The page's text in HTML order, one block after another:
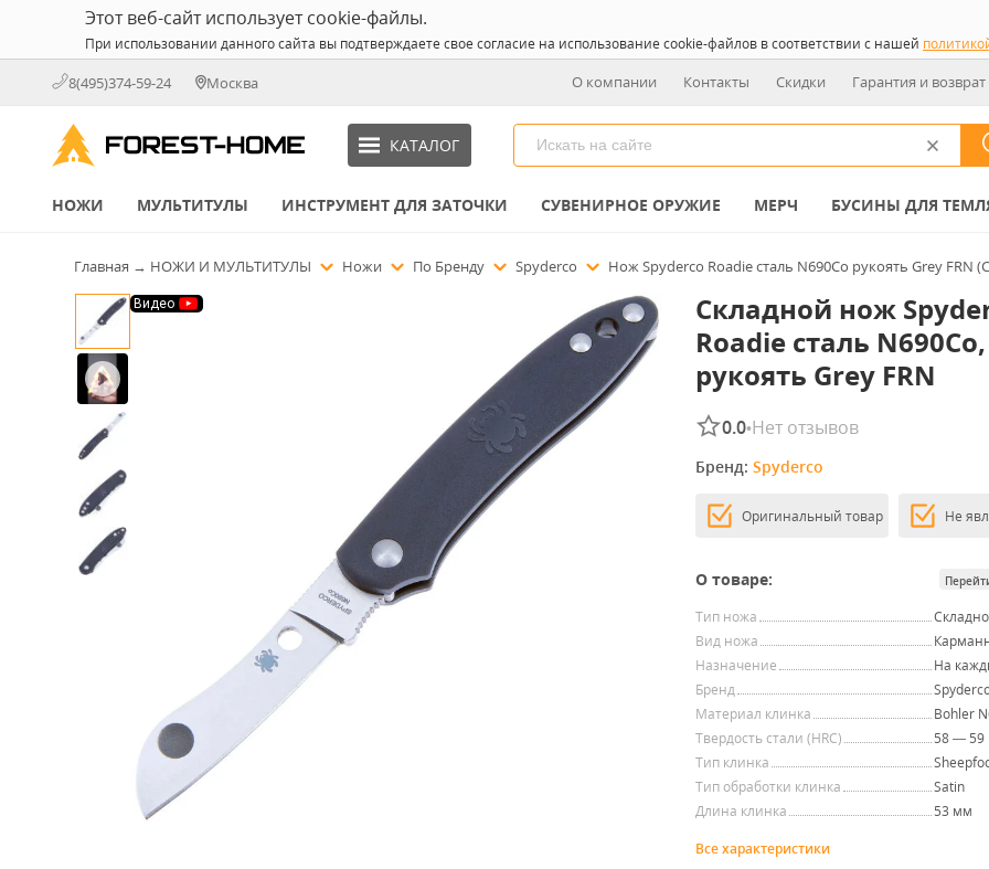
Этот веб-сайт использует cookie-файлы.
При использовании данного сайта вы подтверждаете свое согласие на использование cookie-файлов в соответствии с нашей
8(495)374-59-24 Москва О компании Контакты Скидки Гарантия и возврат
КАТАЛОГ
НОЖИ МУЛЬТИТУЛЫ ИНСТРУМЕНТ ДЛЯ ЗАТОЧКИ СУВЕНИРНОЕ ОРУЖИЕ МЕРЧ БУСИНЫ ДЛЯ
Главная → НОЖИ И МУЛЬТИТУЛЫ Ножи По Бренду Spyderco Нож Spyderco Roadie cталь N690Co рукоять Grey FRN
Видео
Складной нож
Roadie сталь N690Co,
рукоять Grey FRN
0.0•Нет отзывов
Бренд: Spyderco
Оригинальный товар Не
О товаре:
Тип ножа
Вид ножа
Назначение
На
Бренд
Материал клинка
Bohler
Твердость стали (HRC)
58 — 59
Тип клинка
Тип обработки клинка
Satin
Длина клинка
53 мм
Все характеристики